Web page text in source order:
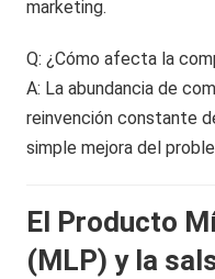
marketing.
Q: ¿Cómo afecta la
A: La abundancia de
reinvención constante
simple mejora del
El Producto
(MLP) y la